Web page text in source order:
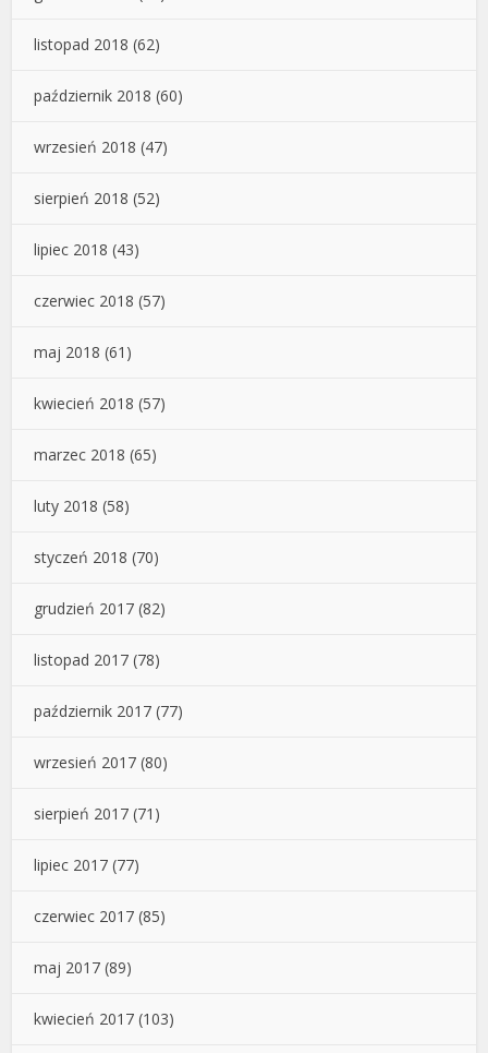
listopad 2018 (62)
październik 2018 (60)
wrzesień 2018 (47)
sierpień 2018 (52)
lipiec 2018 (43)
czerwiec 2018 (57)
maj 2018 (61)
kwiecień 2018 (57)
marzec 2018 (65)
luty 2018 (58)
styczeń 2018 (70)
grudzień 2017 (82)
listopad 2017 (78)
październik 2017 (77)
wrzesień 2017 (80)
sierpień 2017 (71)
lipiec 2017 (77)
czerwiec 2017 (85)
maj 2017 (89)
kwiecień 2017 (103)